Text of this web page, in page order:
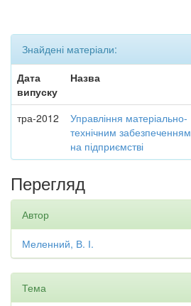
Знайдені матеріали:
Дата
випуску
Назва
тра-2012
Управління матеріально-
технічним забезпеченням
на підприємстві
Перегляд
Автор
Меленний, В. І.
Тема